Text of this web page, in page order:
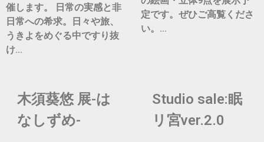
催します。 日常の実感と非
日常への希求。日々や旅、
うきよをめぐる中ですり抜
け…
定です。ぜひご高覧くださ
い。…
木須葵悠 展-は
なしずめ-
Studio sale:眠
リ宮ver.2.0